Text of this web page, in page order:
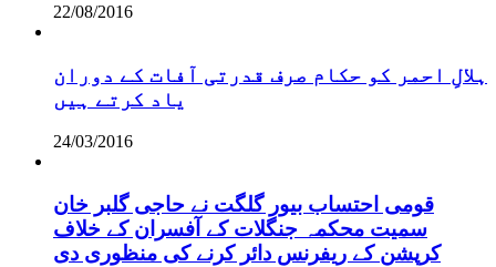
22/08/2016
ہلالِ احمر کو حکام صرف قدرتی آفات کے دوران
یاد کرتے ہیں
24/03/2016
قومی احتساب بیور گلگت نے حاجی گلبر خان
سمیت محکمہ جنگلات کے آفسران کے خلاف
کرپشن کے ریفرنس دائر کرنے کی منظوری دی